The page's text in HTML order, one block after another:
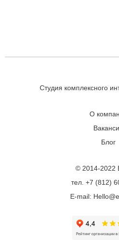
Студия комплексного
О
Блог
© 2014-2022
тел. +7 (812)
E-mail: